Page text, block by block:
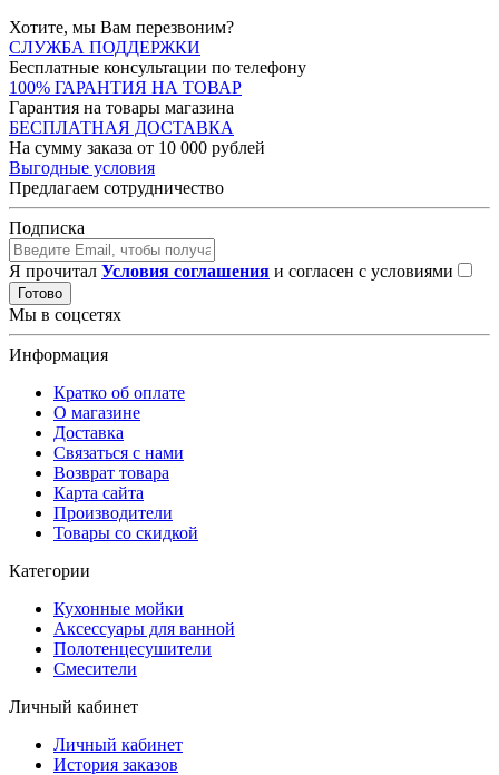
Хотите, мы Вам перезвоним?
СЛУЖБА ПОДДЕРЖКИ
Бесплатные консультации по телефону
100% ГАРАНТИЯ НА ТОВАР
Гарантия на товары магазина
БЕСПЛАТНАЯ ДОСТАВКА
На сумму заказа от 10 000 рублей
Выгодные условия
Предлагаем сотрудничество
Подписка
Я прочитал Условия соглашения и согласен с условиями
Готово
Мы в соцсетях
Информация
Кратко об оплате
О магазине
Доставка
Связаться с нами
Возврат товара
Карта сайта
Производители
Товары со скидкой
Категории
Кухонные мойки
Аксессуары для ванной
Полотенцесушители
Смесители
Личный кабинет
Личный кабинет
История заказов